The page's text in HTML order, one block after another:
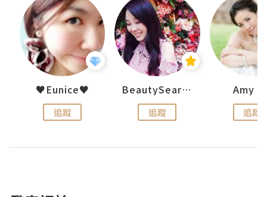
♥Eunice♥
追蹤
BeautySearch
追蹤
Amy
追蹤